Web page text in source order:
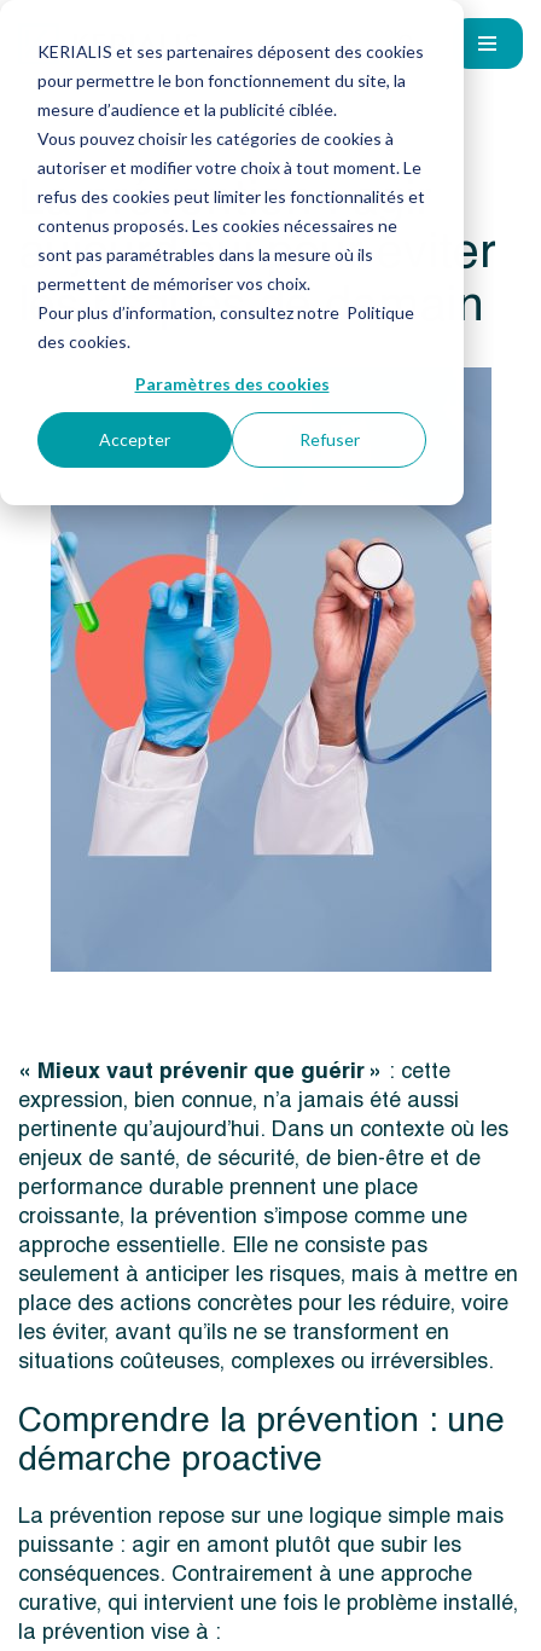
KERIALIS et ses partenaires déposent des cookies
pour permettre le bon fonctionnement du site, la
mesure d’audience et la publicité ciblée.
Vous pouvez choisir les catégories de cookies à
autoriser et modifier votre choix à tout moment. Le
refus des cookies peut limiter les fonctionnalités et
contenus proposés. Les cookies nécessaires ne
sont pas paramétrables dans la mesure où ils
permettent de mémoriser vos choix.
Pour plus d’information, consultez notre Politique
des cookies.
Paramètres des cookies
Accepter Refuser
La prévention : agir
aujourd’hui pour éviter
les risques de demain
« Mieux vaut prévenir que guérir » : cette
expression, bien connue, n’a jamais été aussi
pertinente qu’aujourd’hui. Dans un contexte où les
enjeux de santé, de sécurité, de bien-être et de
performance durable prennent une place
croissante, la prévention s’impose comme une
approche essentielle. Elle ne consiste pas
seulement à anticiper les risques, mais à mettre en
place des actions concrètes pour les réduire, voire
les éviter, avant qu’ils ne se transforment en
situations coûteuses, complexes ou irréversibles.
Comprendre la prévention : une
démarche proactive
La prévention repose sur une logique simple mais
puissante : agir en amont plutôt que subir les
conséquences. Contrairement à une approche
curative, qui intervient une fois le problème installé,
la prévention vise à :